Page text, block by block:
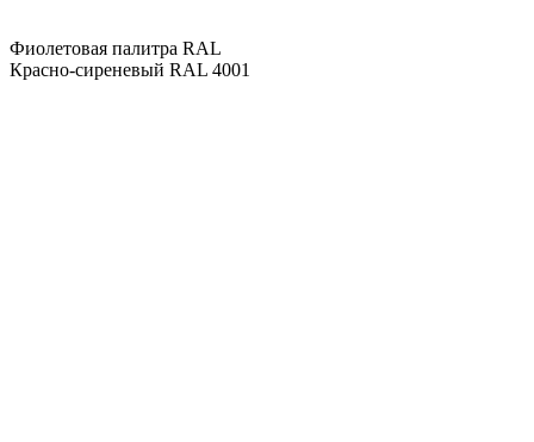
Фиолетовая палитра RAL
Красно-сиреневый RAL 4001